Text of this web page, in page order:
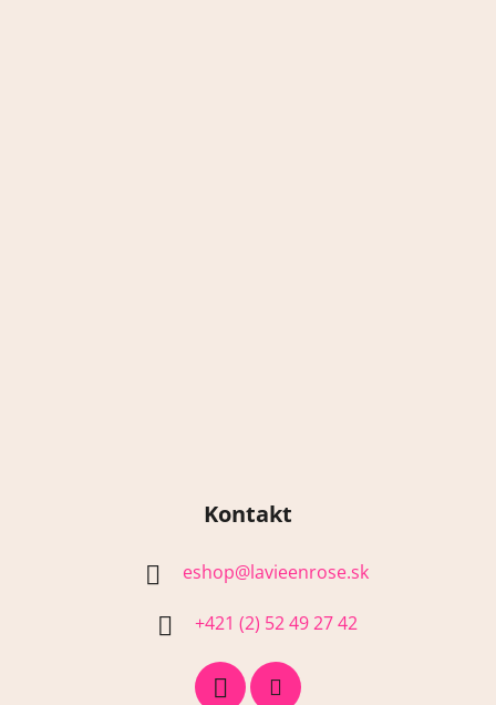
Kontakt
eshop@lavieenrose.sk
+421 (2) 52 49 27 42